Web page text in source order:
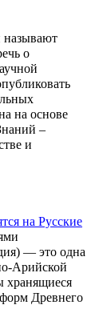
называют
о
на основе
–
и
на Русские
— это одна
Арийской
хранящиеся
Древнего